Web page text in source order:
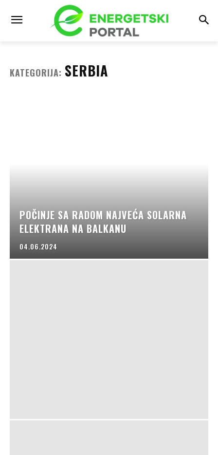
KATEGORIJA: SERBIA
POČINJE SA RADOM NAJVEĆA SOLARNA
ELEKTRANA NA BALKANU
04.06.2024